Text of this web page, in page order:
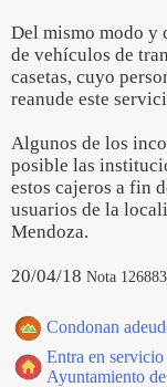
Del mismo modo y
de vehículos de
casetas, cuyo
reanude este
Algunos de los
posible las
estos cajeros a fin
usuarios de la
Mendoza.
20/04/18 Nota 126883
Condonan
Entra en
Ayuntamiento